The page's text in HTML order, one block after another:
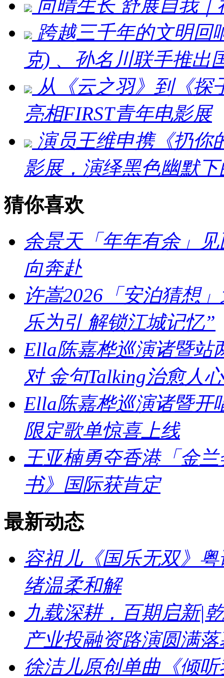
向晴生长 舒展自我
跨越三千年的文明回
克) 、孙名川联手推出
从《云之羽》到《探
亮相FIRST青年电影展
演员王维申携《扔你
影展，演绎黑色幽默
猜你喜欢
余景天「年年有余」
向奔赴
许嵩2026「安泊猜想
乐为引 解锁江城记忆”
Ella陈嘉桦巡演诸暨站
对 金句Talking治愈人心
Ella陈嘉桦巡演诸暨开
限定歌单惊喜上线
王亚楠勇夺香港「金
书》国际获肯定
最新动态
容祖儿《国乐无双》
绪温柔和解
九载深耕，百期启新|
产业投融资路演圆满落
徐洁儿原创单曲《倾